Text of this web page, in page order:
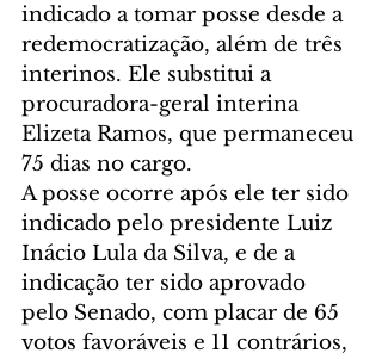
indicado a tomar posse desde a
redemocratização, além de três
interinos. Ele substitui a
procuradora-geral interina
Elizeta Ramos, que permaneceu
75 dias no cargo.
A posse ocorre após ele ter sido
indicado pelo presidente Luiz
Inácio Lula da Silva, e de a
indicação ter sido aprovado
pelo Senado, com placar de 65
votos favoráveis e 11 contrários,